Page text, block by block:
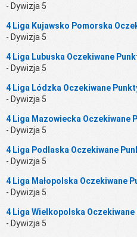
- Dywizja 5
4 Liga Kujawsko Pomorska
- Dywizja 5
4 Liga Lubuska Oczekiwane
- Dywizja 5
4 Liga Lódzka Oczekiwane
- Dywizja 5
4 Liga Mazowiecka Oczekiwane
- Dywizja 5
4 Liga Podlaska Oczekiwane
- Dywizja 5
4 Liga Małopolska Oczekiwane
- Dywizja 5
4 Liga Wielkopolska Oczekiwane
- Dywizja 5